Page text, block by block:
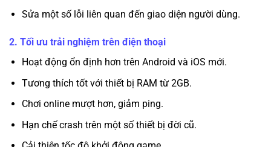
Sửa một số lỗi liên quan đến giao diện người dùng.
2. Tối ưu trải nghiệm trên điện thoại
Hoạt động ổn định hơn trên Android và iOS mới.
Tương thích tốt với thiết bị RAM từ 2GB.
Chơi online mượt hơn, giảm ping.
Hạn chế crash trên một số thiết bị đời cũ.